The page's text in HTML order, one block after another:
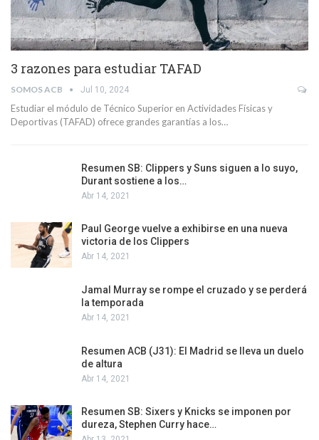
3 razones para estudiar TAFAD
SOMOS ACB Jul 10, 2024
Estudiar el módulo de Técnico Superior en Actividades Físicas y
Deportivas (TAFAD) ofrece grandes garantías a los…
Resumen SB: Clippers y Suns siguen a lo suyo,
Durant sostiene a los…
Abr 14, 2021
Paul George vuelve a exhibirse en una nueva
victoria de los Clippers
Abr 14, 2021
Jamal Murray se rompe el cruzado y se perderá
la temporada
Abr 14, 2021
Resumen ACB (J31): El Madrid se lleva un duelo
de altura
Abr 14, 2021
Resumen SB: Sixers y Knicks se imponen por
dureza, Stephen Curry hace…